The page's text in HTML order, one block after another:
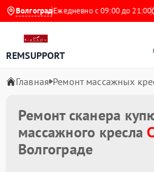
Волгоград
Яндекс Ежедневно с 09:00 до 21:00
REMSUPPORT
Главная Ремонт массажных
Ремонт сканера
массажного кресла
Волгограде